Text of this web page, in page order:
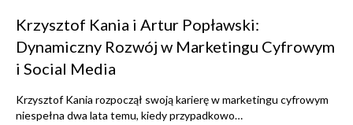
Krzysztof Kania i Artur Popławski:
Dynamiczny Rozwój w Marketingu Cyfrowym
i Social Media
Krzysztof Kania rozpoczął swoją karierę w marketingu cyfrowym
niespełna dwa lata temu, kiedy przypadkowo…